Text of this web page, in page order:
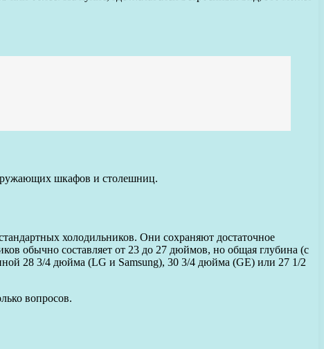
шкафов и столешниц.
холодильников. Они сохраняют достаточное
обычно составляет от 23 до 27 дюймов, но общая глубина (с
28 3/4 дюйма (LG и Samsung), 30 3/4 дюйма (GE) или 27 1/2
вопросов.